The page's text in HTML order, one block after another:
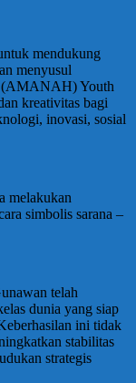
mendukung
menyusul
(AMANAH) Youth
kreativitas bagi
inovasi, sosial
melakukan
simbolis sarana –
telah
dunia yang siap
ini tidak
stabilitas
strategis